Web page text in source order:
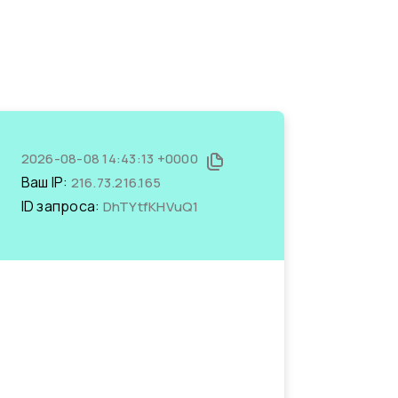
2026-08-08 14:43:13 +0000
Ваш IP: 216.73.216.165
ID запроса: DhTYtfKHVuQ1